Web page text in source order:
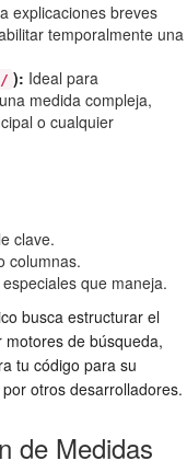
explicaciones breves
temporalmente una
): Ideal para
medida compleja,
o cualquier
clave.
columnas.
que maneja.
busca estructurar el
de búsqueda,
tu código para su
por otros desarrolladores.
de Medidas